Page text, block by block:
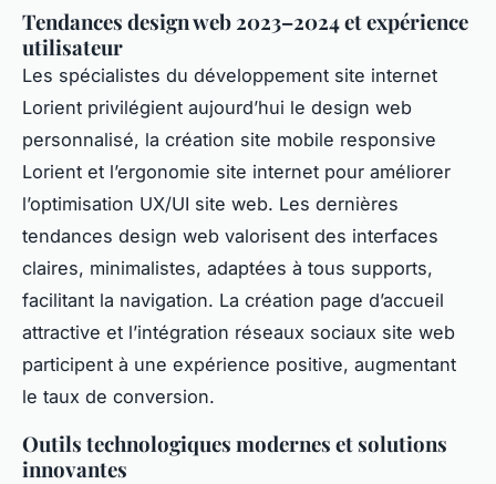
Tendances design web 2023–2024 et expérience
utilisateur
Les spécialistes du développement site internet
Lorient privilégient aujourd’hui le design web
personnalisé, la création site mobile responsive
Lorient et l’ergonomie site internet pour améliorer
l’optimisation UX/UI site web. Les dernières
tendances design web valorisent des interfaces
claires, minimalistes, adaptées à tous supports,
facilitant la navigation. La création page d’accueil
attractive et l’intégration réseaux sociaux site web
participent à une expérience positive, augmentant
le taux de conversion.
Outils technologiques modernes et solutions
innovantes